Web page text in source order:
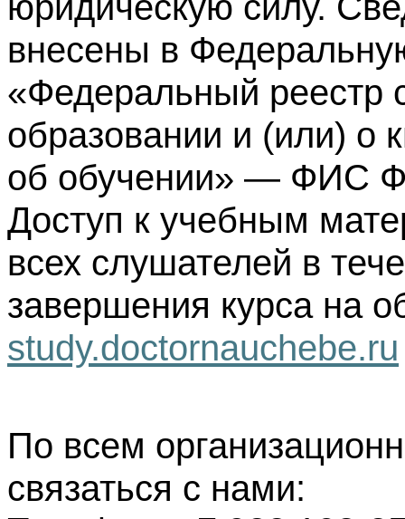
внесены в
«Федеральный реестр
образовании и (или) о
об обучении» — ФИС
Доступ к учебным
всех слушателей в
завершения курса на
study.doctornauchebe.ru
По всем
связаться с нами: